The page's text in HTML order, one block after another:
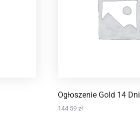
Ogłoszenie Gold 14 Dni
144.59 zł